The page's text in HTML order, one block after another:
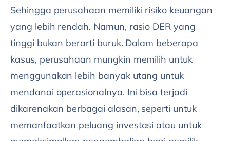
Sehingga perusahaan memiliki risiko keuangan
yang lebih rendah. Namun, rasio DER yang
tinggi bukan berarti buruk. Dalam beberapa
kasus, perusahaan mungkin memilih untuk
menggunakan lebih banyak utang untuk
mendanai operasionalnya. Ini bisa terjadi
dikarenakan berbagai alasan, seperti untuk
memanfaatkan peluang investasi atau untuk